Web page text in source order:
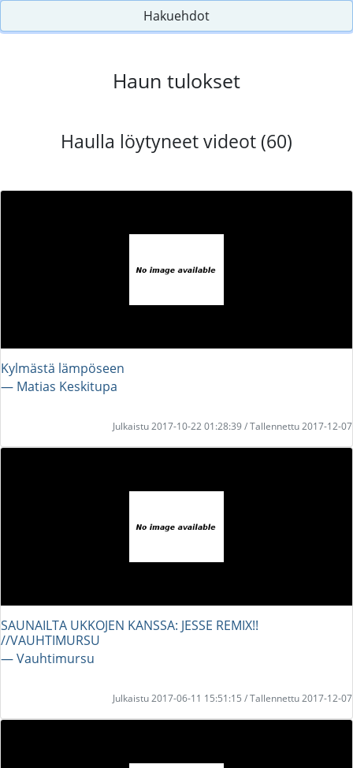
Hakuehdot
Haun tulokset
Haulla löytyneet videot (60)
Kylmästä lämpöseen
― Matias Keskitupa
Julkaistu 2017-10-22 01:28:39 / Tallennettu 2017-12-07
SAUNAILTA UKKOJEN KANSSA: JESSE REMIX!!
//VAUHTIMURSU
― Vauhtimursu
Julkaistu 2017-06-11 15:51:15 / Tallennettu 2017-12-07